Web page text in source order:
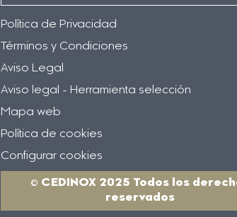
Política de Privacidad
Términos y Condiciones
Aviso Legal
Aviso legal - Herramienta selección
Mapa web
Política de cookies
Configurar cookies
© CEDINOX 2025 Todos los
reservados